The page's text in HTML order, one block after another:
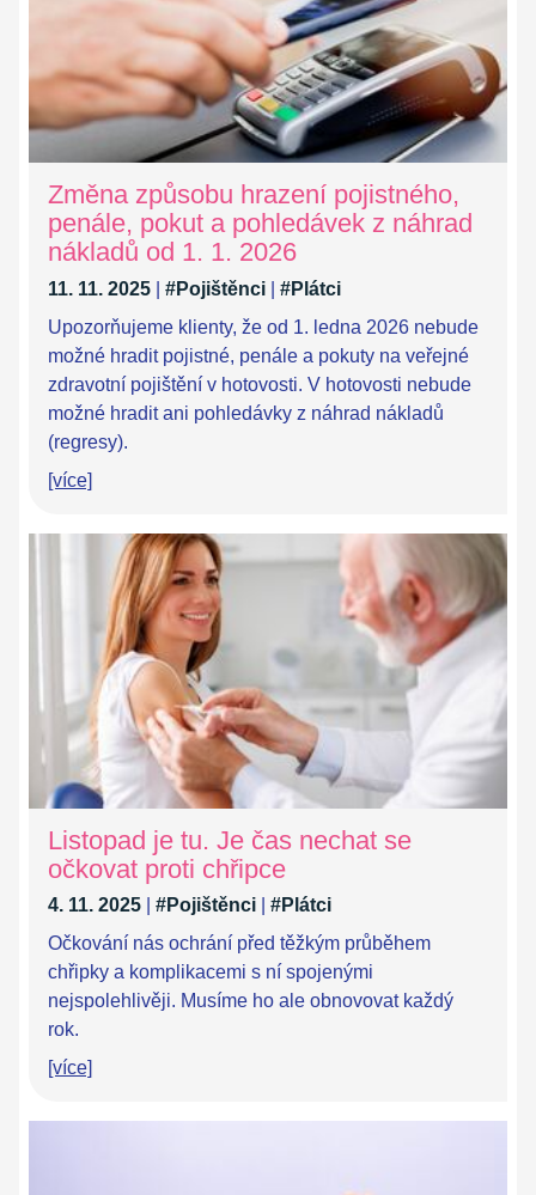
Změna způsobu hrazení pojistného,
penále, pokut a pohledávek z náhrad
nákladů od 1. 1. 2026
11. 11. 2025 #Pojištěnci
#Plátci
Upozorňujeme klienty, že od 1. ledna 2026 nebude
možné hradit pojistné, penále a pokuty na veřejné
zdravotní pojištění v hotovosti. V hotovosti nebude
možné hradit ani pohledávky z náhrad nákladů
(regresy).
[více]
Listopad je tu. Je čas nechat se
očkovat proti chřipce
4. 11. 2025 #Pojištěnci
#Plátci
Očkování nás ochrání před těžkým průběhem
chřipky a komplikacemi s ní spojenými
nejspolehlivěji. Musíme ho ale obnovovat každý
rok.
[více]